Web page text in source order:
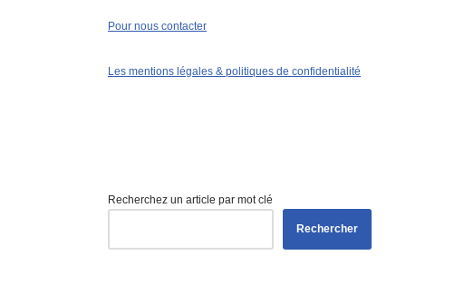
Pour nous contacter
Les mentions légales & politiques de confidentialité
Recherchez un article par mot clé
Rechercher